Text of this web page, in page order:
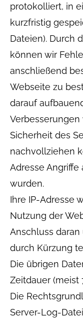
protokolliert, in
kurzfristig
Dateien). Durch
können wir
anschließend
Webseite zu
darauf
Sicherheit des
nachvollziehen
Adresse
wurden.
Ihre IP-Adresse
Nutzung der
Anschluss
durch Kürzung
Die übrigen
Zeitdauer (meist
Die
Server-Log-